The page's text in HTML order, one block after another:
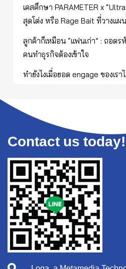
เคสศึกษา PARAMETER x
สุดโต่ง หรือ Rage Bait ที่วางแผ
ลูกค้าก็เหมือน “แฟนเก่า” : ถอด
คนทำธุรกิจต้องเข้าใจ
ทำยังไงเมื่อยอด engage ของเรา